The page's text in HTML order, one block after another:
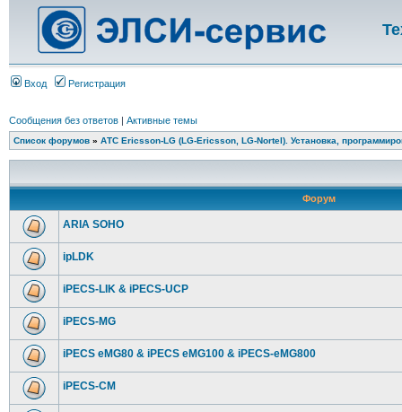
Вход Регистрация
Сообщения без ответов | Активные темы
Список форумов » АТС Ericsson-LG (LG-Ericsson, LG-Nortel). Установка,
Форум
ARIA SOHO
ipLDK
iPECS-LIK & iPECS-UCP
iPECS-MG
iPECS eMG80 & iPECS eMG100 & iPECS-eMG800
iPECS-CM